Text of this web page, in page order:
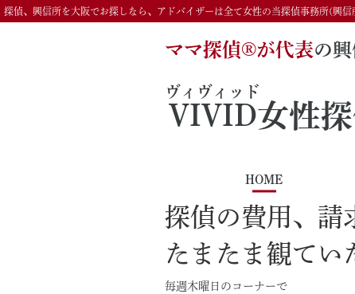
探偵、興信所を大阪でお探しなら、アドバイザーは全て女性の当探偵事務所(興信
ママ探偵®️が代表の
VIVID
ヴィヴィッド
女性
HOME
探偵の費用、請
たまたま観てい
毎週木曜日のコーナーで